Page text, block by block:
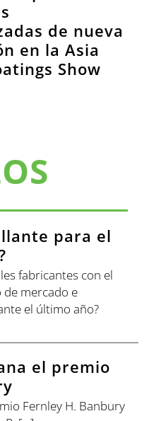
de nueva
en la Asia
Show
para el
fabricantes con el
mercado e
el último año?
el premio
Fernley H. Banbury